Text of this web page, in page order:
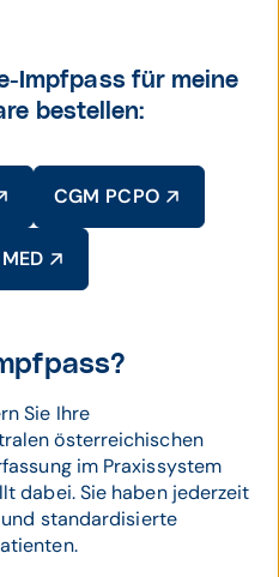
Impfpass für meine
bestellen:
CGM PCPO
Sie Ihre
österreichischen
im Praxissystem
dabei. Sie haben jederzeit
standardisierte